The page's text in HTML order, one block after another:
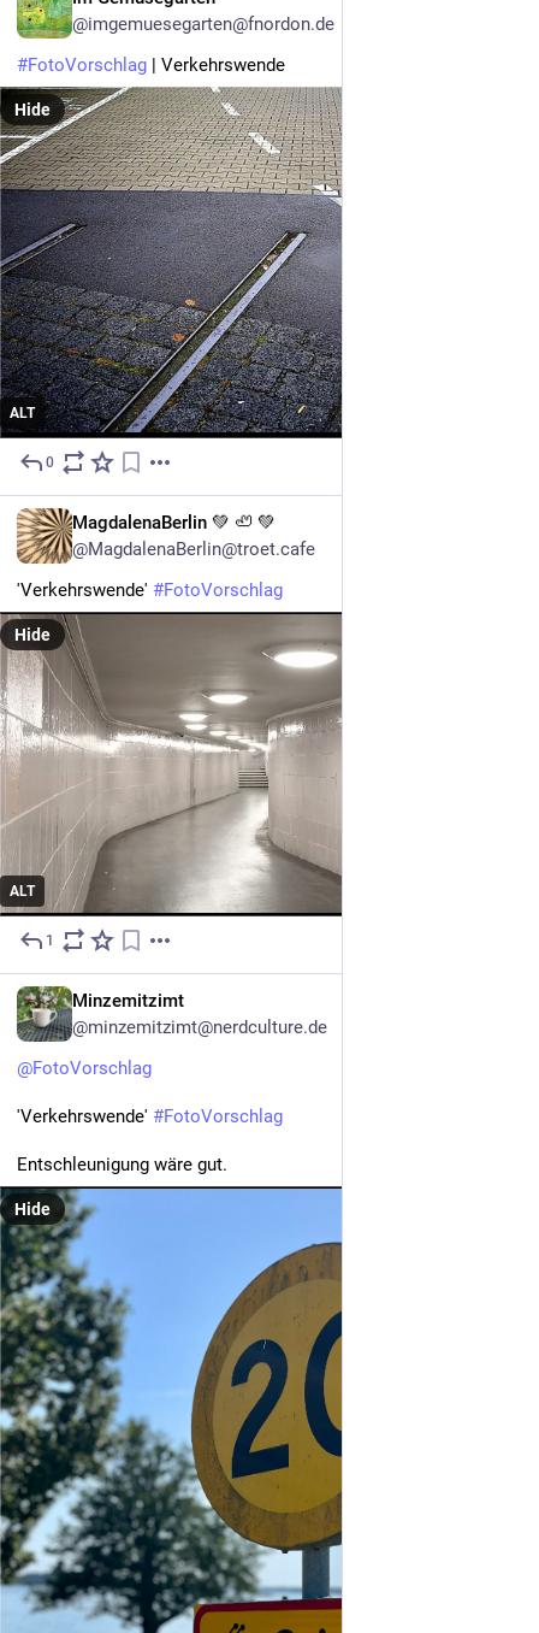
@imgemuesegarten@fnordon.de
#FotoVorschlag | Verkehrswende
ALT
Hide
0
MagdalenaBerlin 💚 🦥 💚
@MagdalenaBerlin@troet.cafe
'Verkehrswende' #FotoVorschlag
ALT
Hide
1
Minzemitzimt
@minzemitzimt@nerdculture.de
@FotoVorschlag
'Verkehrswende' #FotoVorschlag
Entschleunigung wäre gut.
Hide